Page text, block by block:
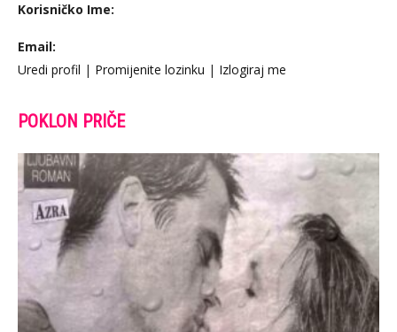
Korisničko Ime:
Email:
Uredi profil | Promijenite lozinku | Izlogiraj me
POKLON PRIČE